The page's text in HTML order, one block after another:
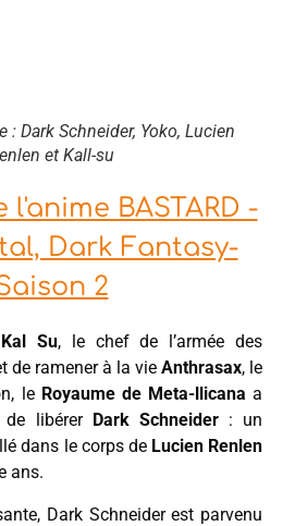
: Dark Schneider, Yoko, Lucien
et Kall-su
l'anime BASTARD -
Dark Fantasy-
2
Kal Su, le chef de l’armée des
de ramener à la vie Anthrasax, le
le Royaume de Meta-llicana a
libérer Dark Schneider: un
dans le corps de Lucien Renlen
ans.
Dark Schneider est parvenu